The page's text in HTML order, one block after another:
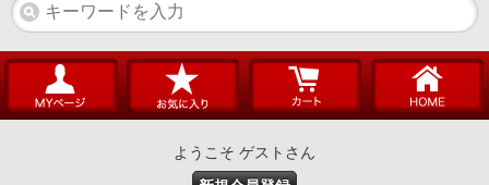
ようこそ ゲストさん